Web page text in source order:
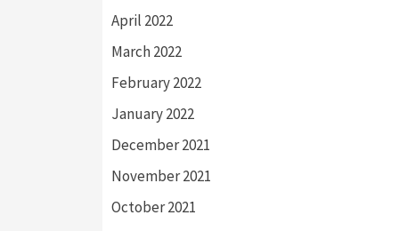
April 2022
March 2022
February 2022
January 2022
December 2021
November 2021
October 2021